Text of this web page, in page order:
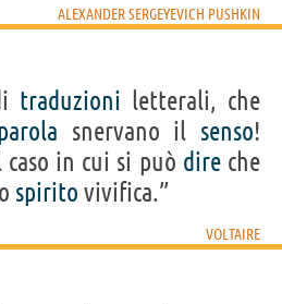
ALEXANDER SERGEYEVICH PUSHKIN
traduzioni letterali, che
snervano il senso!
in cui si può direche
spirito vivifica.”
VOLTAIRE